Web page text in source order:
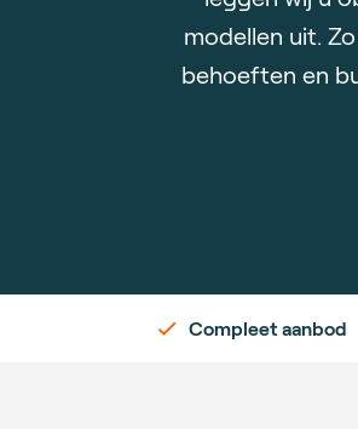
modellen uit.
behoeften en
Compleet aanbod